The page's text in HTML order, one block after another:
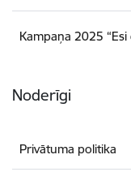
Kampaņa 2025
Noderīgi
Privātuma politika